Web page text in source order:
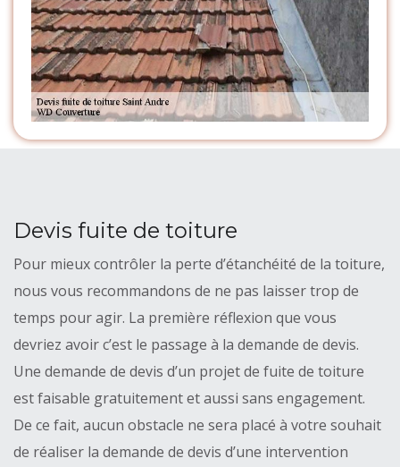
Devis fuite de toiture
Pour mieux contrôler la perte d’étanchéité de la toiture,
nous vous recommandons de ne pas laisser trop de
temps pour agir. La première réflexion que vous
devriez avoir c’est le passage à la demande de devis.
Une demande de devis d’un projet de fuite de toiture
est faisable gratuitement et aussi sans engagement.
De ce fait, aucun obstacle ne sera placé à votre souhait
de réaliser la demande de devis d’une intervention